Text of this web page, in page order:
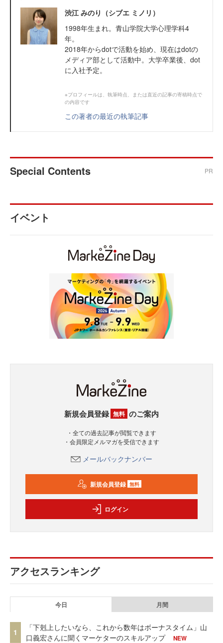
渋江 みのり（シブエ ミノリ）
1998年生まれ。青山学院大学心理学科4
年。
2018年からdotで活動を始め、現在はdotの
メディア部として活動中。大学卒業後、dot
に入社予定。
※プロフィールは、執筆時点、または直近の記事の寄稿時点で
の内容です
この著者の最近の執筆記事
Special Contents PR
イベント
新規会員登録 無料 のご案内
・全ての過去記事が閲覧できます
・会員限定メルマガを受信できます
メールバックナンバー
新規会員登録 無料
ログイン
アクセスランキング
今日 月間
1
「下剋上したいなら、これから数年はボーナスタイム」山
口義宏さんに聞くマーケターのスキルアップ
NEW